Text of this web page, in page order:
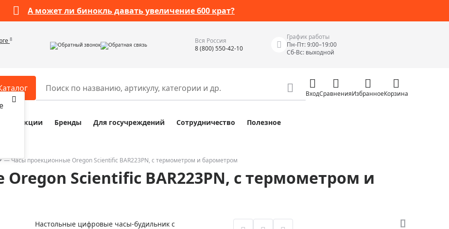
А может ли бинокль давать увеличение 600 крат?
8
Обратный звонок Обратная связь
Вся Россия
8 (800) 550-42-10
График работы
Пн-Пт: 9:00–19:00
Сб-Вс: выходной
для микроскопов
для зрительных труб
для биноклей
для приборов ночного
Разное
Компасы
Наборы исследователя Bresser Junior
Глобусы интерактивные
Измерительные инструменты
Цифровые уровни и угломеры
Электроизмерительные приборы
Приборы теплового контроля
ВходСравненияИзбранноеКорзина
Акции Бренды Для госучреждений Сотрудничество Полезное
Часы проекционные Oregon Scientific BAR223PN, с термометром и барометром
Scientific BAR223PN, с термометром и
Настольные цифровые часы-будильник с